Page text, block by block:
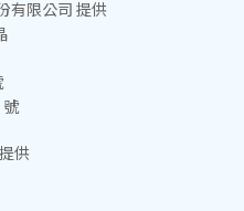
有限公司 提供
號
供